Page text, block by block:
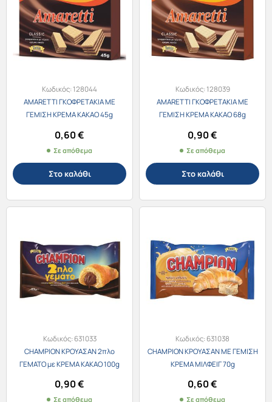
Κωδικός:128044
AMARETTI ΓΚΟΦΡΕΤΑΚΙΑ ΜΕ
ΓΕΜΙΣΗ ΚΡΕΜΑ ΚΑΚΑΟ 45g
0,60€
Σε απόθεμα
Στο καλάθι
Κωδικός:128039
AMARETTI ΓΚΟΦΡΕΤΑΚΙΑ ΜΕ
ΓΕΜΙΣΗ ΚΡΕΜΑ ΚΑΚΑΟ 68g
0,90€
Σε απόθεμα
Στο καλάθι
Κωδικός:631033
CHAMPION ΚΡΟΥΑΣΑΝ 2πλο
ΓΕΜΑΤΟ με ΚΡΕΜΑ ΚΑΚΑΟ 100g
0,90€
Σε απόθεμα
Κωδικός:631038
CHAMPION ΚΡΟΥΑΣΑΝ ΜΕ ΓΕΜΙΣΗ
ΚΡΕΜΑ ΜΙΛΦΕΙΓ 70g
0,60€
Σε απόθεμα